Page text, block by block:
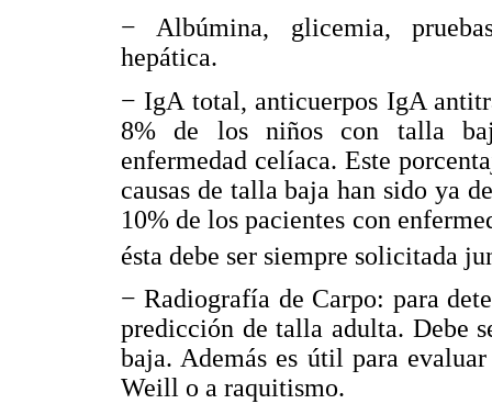
− Albúmina, glicemia,
hepática.
− IgA total, anticuerpos IgA
8% de los niños con talla
enfermedad celíaca. Este
causas de talla baja han sido ya
10% de los pacientes con
ésta debe ser siempre solicitada
− Radiografía de Carpo: para
predicción de talla adulta. Debe
baja. Además es útil para
Weill o a raquitismo.